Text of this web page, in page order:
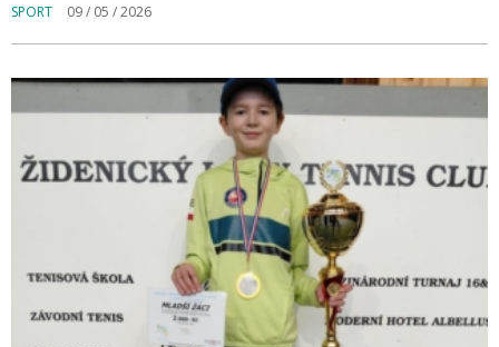
SPORT 09 / 05 / 2026